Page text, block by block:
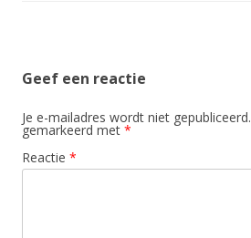
Geef een reactie
Je e-mailadres wordt niet gepubliceerd.
gemarkeerd met *
Reactie *